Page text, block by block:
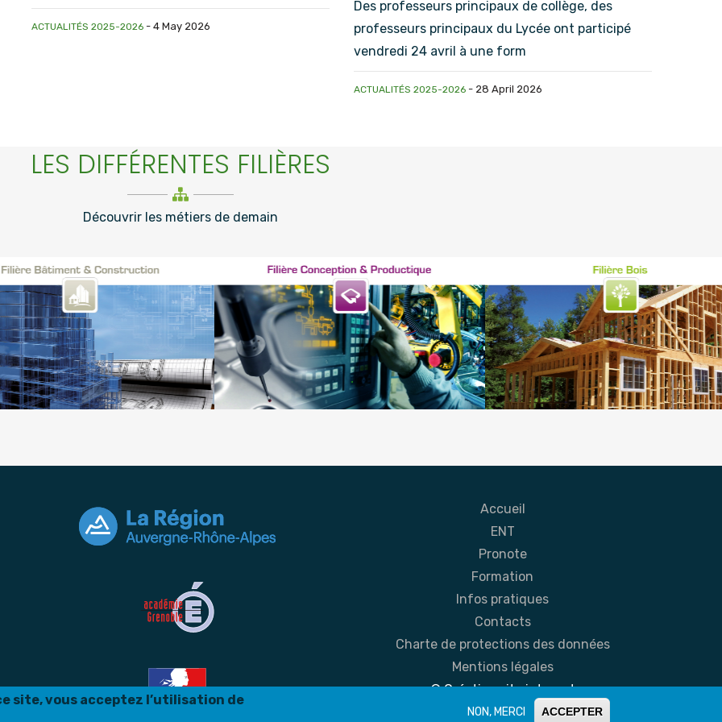
ACTUALITÉS 2025-2026 - 4 May 2026
Des professeurs principaux de collège, des
professeurs principaux du Lycée ont participé
vendredi 24 avril à une form
ACTUALITÉS 2025-2026 - 28 April 2026
LES DIFFÉRENTES FILIÈRES
Découvrir les métiers de demain
& Construction Filière conception & productique Filière bois
Accueil
ENT
Pronote
Formation
Infos pratiques
Contacts
Charte de protections des données
Mentions légales
© Création site internet
site, vous acceptez l’utilisation de
NON, MERCI ACCEPTER